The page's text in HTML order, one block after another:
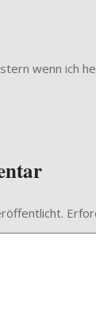
wenn ich